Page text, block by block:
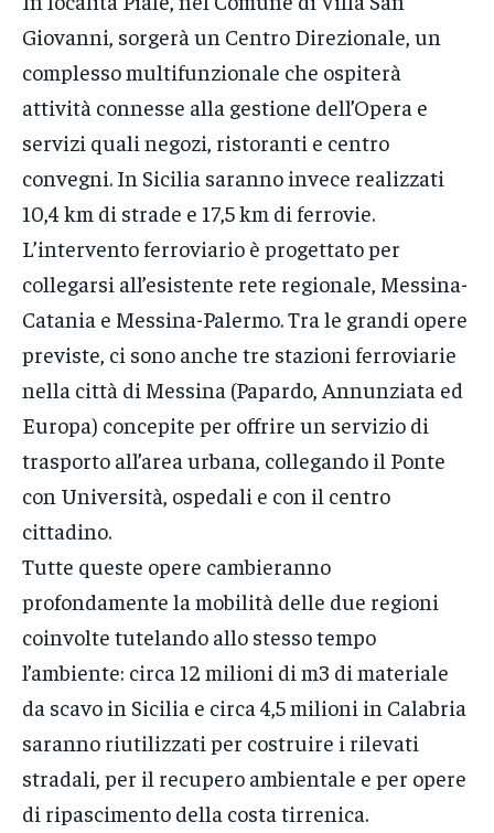
Giovanni, sorgerà un Centro Direzionale, un
complesso multifunzionale che ospiterà
attività connesse alla gestione dell’Opera e
servizi quali negozi, ristoranti e centro
convegni. In Sicilia saranno invece realizzati
10,4 km di strade e 17,5 km di ferrovie.
L’intervento ferroviario è progettato per
collegarsi all’esistente rete regionale, Messina-
Catania e Messina-Palermo. Tra le grandi opere
previste, ci sono anche tre stazioni ferroviarie
nella città di Messina (Papardo, Annunziata ed
Europa) concepite per offrire un servizio di
trasporto all’area urbana, collegando il Ponte
con Università, ospedali e con il centro
cittadino.
Tutte queste opere cambieranno
profondamente la mobilità delle due regioni
coinvolte tutelando allo stesso tempo
l’ambiente: circa 12 milioni di m3 di materiale
da scavo in Sicilia e circa 4,5 milioni in Calabria
saranno riutilizzati per costruire i rilevati
stradali, per il recupero ambientale e per opere
di ripascimento della costa tirrenica.